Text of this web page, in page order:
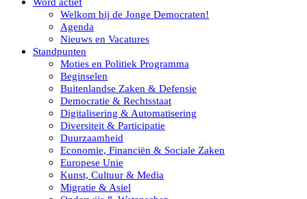
Welkom bij de Jonge Democraten!
Agenda
Nieuws en Vacatures
Standpunten
Moties en Politiek Programma
Beginselen
Buitenlandse Zaken & Defensie
Democratie & Rechtsstaat
Digitalisering & Automatisering
Diversiteit & Participatie
Duurzaamheid
Economie, Financiën & Sociale Zaken
Europese Unie
Kunst, Cultuur & Media
Migratie & Asiel